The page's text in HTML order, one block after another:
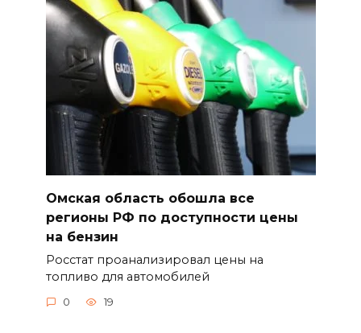
Омская область обошла все
регионы РФ по доступности цены
на бензин
Росстат проанализировал цены на
топливо для автомобилей
0 19